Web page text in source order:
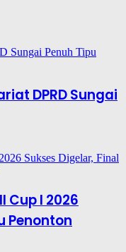
DPRD Sungai
Cup I 2026
Penonton